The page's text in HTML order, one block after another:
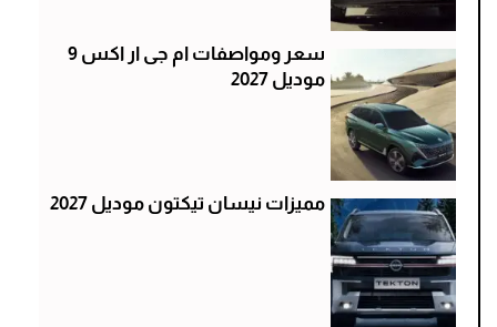
سعر ومواصفات ام جى ار اكس 9
موديل 2027
مميزات نيسان تيكتون موديل 2027